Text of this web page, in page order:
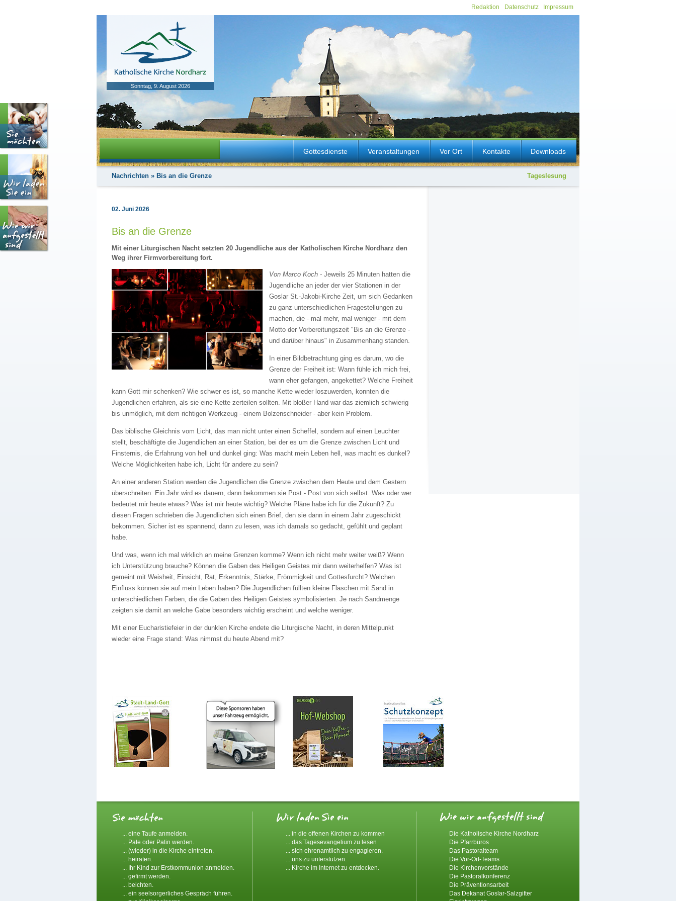
Redaktion Datenschutz Impressum
Sonntag, 9. August 2026
Gottesdienste Veranstaltungen Vor Ort Kontakte Downloads
Nachrichten » Bis an die Grenze Tageslesung
02. Juni 2026
Bis an die Grenze
Mit einer Liturgischen Nacht setzten 20 Jugendliche aus der Katholischen Kirche Nordharz den
Weg ihrer Firmvorbereitung fort.
Von Marco Koch - Jeweils 25 Minuten hatten die
Jugendliche an jeder der vier Stationen in der
Goslar St.-Jakobi-Kirche Zeit, um sich Gedanken
zu ganz unterschiedlichen Fragestellungen zu
machen, die - mal mehr, mal weniger - mit dem
Motto der Vorbereitungszeit "Bis an die Grenze -
und darüber hinaus" in Zusammenhang standen.
In einer Bildbetrachtung ging es darum, wo die
Grenze der Freiheit ist: Wann fühle ich mich frei,
wann eher gefangen, angekettet? Welche Freiheit
kann Gott mir schenken? Wie schwer es ist, so manche Kette wieder loszuwerden, konnten die
Jugendlichen erfahren, als sie eine Kette zerteilen sollten. Mit bloßer Hand war das ziemlich schwierig
bis unmöglich, mit dem richtigen Werkzeug - einem Bolzenschneider - aber kein Problem.
Das biblische Gleichnis vom Licht, das man nicht unter einen Scheffel, sondern auf einen Leuchter
stellt, beschäftigte die Jugendlichen an einer Station, bei der es um die Grenze zwischen Licht und
Finsternis, die Erfahrung von hell und dunkel ging: Was macht mein Leben hell, was macht es dunkel?
Welche Möglichkeiten habe ich, Licht für andere zu sein?
An einer anderen Station werden die Jugendlichen die Grenze zwischen dem Heute und dem Gestern
überschreiten: Ein Jahr wird es dauern, dann bekommen sie Post - Post von sich selbst. Was oder wer
bedeutet mir heute etwas? Was ist mir heute wichtig? Welche Pläne habe ich für die Zukunft? Zu
diesen Fragen schrieben die Jugendlichen sich einen Brief, den sie dann in einem Jahr zugeschickt
bekommen. Sicher ist es spannend, dann zu lesen, was ich damals so gedacht, gefühlt und geplant
habe.
Und was, wenn ich mal wirklich an meine Grenzen komme? Wenn ich nicht mehr weiter weiß? Wenn
ich Unterstützung brauche? Können die Gaben des Heiligen Geistes mir dann weiterhelfen? Was ist
gemeint mit Weisheit, Einsicht, Rat, Erkenntnis, Stärke, Frömmigkeit und Gottesfurcht? Welchen
Einfluss können sie auf mein Leben haben? Die Jugendlichen füllten kleine Flaschen mit Sand in
unterschiedlichen Farben, die die Gaben des Heiligen Geistes symbolisierten. Je nach Sandmenge
zeigten sie damit an welche Gabe besonders wichtig erscheint und welche weniger.
Mit einer Eucharistiefeier in der dunklen Kirche endete die Liturgische Nacht, in deren Mittelpunkt
wieder eine Frage stand: Was nimmst du heute Abend mit?
... eine Taufe anmelden.
... Pate oder Patin werden.
... (wieder) in die Kirche eintreten.
... heiraten.
... Ihr Kind zur Erstkommunion anmelden.
... gefirmt werden.
... beichten.
... ein seelsorgerliches Gespräch führen.
... in die offenen Kirchen zu kommen
... das Tagesevangelium zu lesen
... sich ehrenamtlich zu engagieren.
... uns zu unterstützen.
... Kirche im Internet zu entdecken.
Die Katholische Kirche Nordharz
Die Pfarrbüros
Das Pastoralteam
Die Vor-Ort-Teams
Die Kirchenvorstände
Die Pastoralkonferenz
Die Präventionsarbeit
Das Dekanat Goslar-Salzgitter